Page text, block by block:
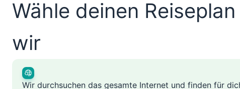
Wähle deinen Reiseplan
wir
Wir durchsuchen das gesamte Internet und finden für